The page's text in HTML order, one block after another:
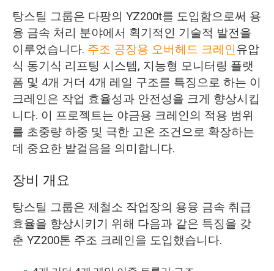
탕스틸 그룹은 다팡의 YZ200t를 도입함으로써 용
융 금속 처리 분야에서 획기적인 기술적 발전을
이루었습니다. 주조 공장용 오버헤드 크레인유압
식 동기식 리프팅 시스템, 지능형 모니터링 플랫
폼 및 4개 거더 4개 레일 구조를 특징으로 하는 이
크레인은 작업 효율성과 안전성을 크게 향상시킵
니다. 이 프로젝트는 야금용 크레인의 적용 범위
를 초중량 하중 및 극한 고온 조건으로 확장하는
데 중요한 발걸음을 의미합니다.
장비 개요
탕스틸 그룹은 제철소 작업장의 용융 금속 취급
효율을 향상시키기 위해 다음과 같은 특징을 갖
춘 YZ200톤 주조 크레인을 도입했습니다.